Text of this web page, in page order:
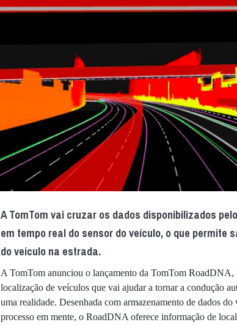
A TomTom vai cruzar os dados disponibilizados
em tempo real do sensor do veículo, o que permite
do veículo na estrada.
A TomTom anunciou o lançamento da TomTom RoadDNA,
localização de veículos que vai ajudar a tornar a condução
uma realidade. Desenhada com armazenamento de dados
processo em mente, o RoadDNA oferece informação de